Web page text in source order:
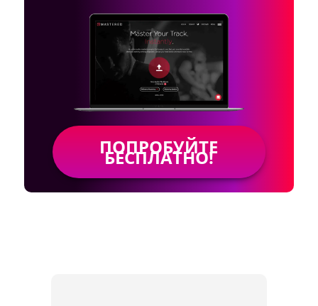
ПОПРОБУЙТЕ
БЕСПЛАТНО!